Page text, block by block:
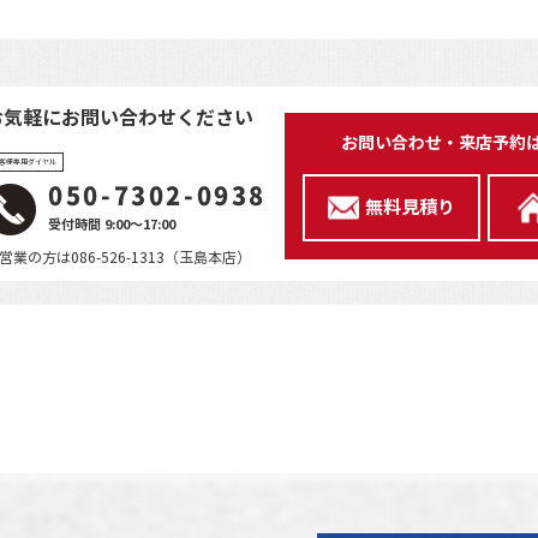
軽にお問い合わせください
様専用ダイヤル
050-7302-0938
受付時間 9:00～17:00
業の方は086-526-1313（玉島本店）
お問い合わせ・来店予約
無料見積り